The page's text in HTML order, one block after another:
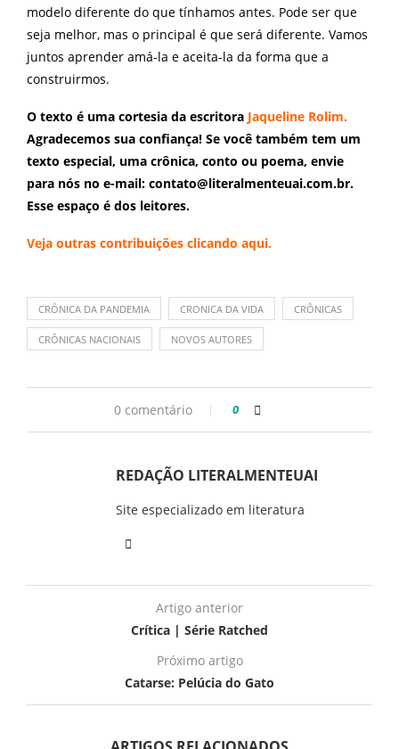
modelo diferente do que tínhamos antes. Pode ser que
seja melhor, mas o principal é que será diferente. Vamos
juntos aprender amá-la e aceita-la da forma que a
construirmos.
O texto é uma cortesia da escritora Jaqueline Rolim.
Agradecemos sua confiança! Se você também tem um
texto especial, uma crônica, conto ou poema, envie
para nós no e-mail: contato@literalmenteuai.com.br.
Esse espaço é dos leitores.
Veja outras contribuições clicando aqui.
CRÔNICA DA PANDEMIA CRONICA DA VIDA CRÔNICAS
CRÔNICAS NACIONAIS NOVOS AUTORES
0 comentário 0
REDAÇÃO LITERALMENTEUAI
Site especializado em literatura
Artigo anterior
Crítica | Série Ratched
Próximo artigo
Catarse: Pelúcia do Gato